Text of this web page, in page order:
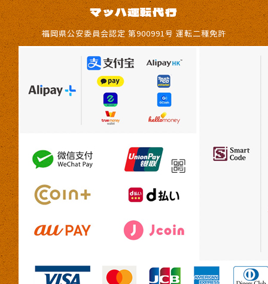
マッハ運転代行
福岡県公安委員会認定 第900991号 運転二種免許